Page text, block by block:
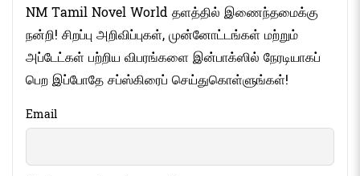
NM Tamil Novel World தளத்தில் இணைந்தமைக்கு
நன்றி! சிறப்பு அறிவிப்புகள், முன்னோட்டங்கள் மற்றும்
அப்டேட்கள் பற்றிய விபரங்களை இன்பாக்ஸில் நேரடியாகப்
பெற இப்போதே சப்ஸ்கிரைப் செய்துகொள்ளுங்கள்!
Email